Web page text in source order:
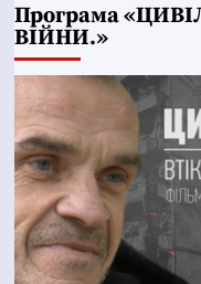
Програма
ВІЙНИ.»